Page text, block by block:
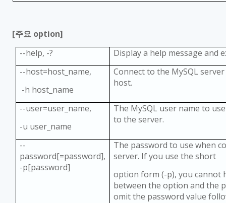
[주요 option]
--help, -?
Display a help message and
--host=host_name,
-h host_name
Connect to the MySQL
host.
--user=user_name,
-u user_name
The MySQL user name to
to the server.
--
password[=password],
-p[password]
The password to use when
server. If you use the short
option form (-p), you cannot
between the option and the
omit the password value